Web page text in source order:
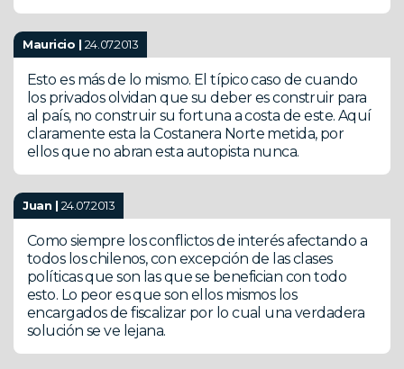
Mauricio | 24.07.2013
Esto es más de lo mismo. El típico caso de cuando
los privados olvidan que su deber es construir para
al país, no construir su fortuna a costa de este. Aquí
claramente esta la Costanera Norte metida, por
ellos que no abran esta autopista nunca.
Juan | 24.07.2013
Como siempre los conflictos de interés afectando a
todos los chilenos, con excepción de las clases
políticas que son las que se benefician con todo
esto. Lo peor es que son ellos mismos los
encargados de fiscalizar por lo cual una verdadera
solución se ve lejana.